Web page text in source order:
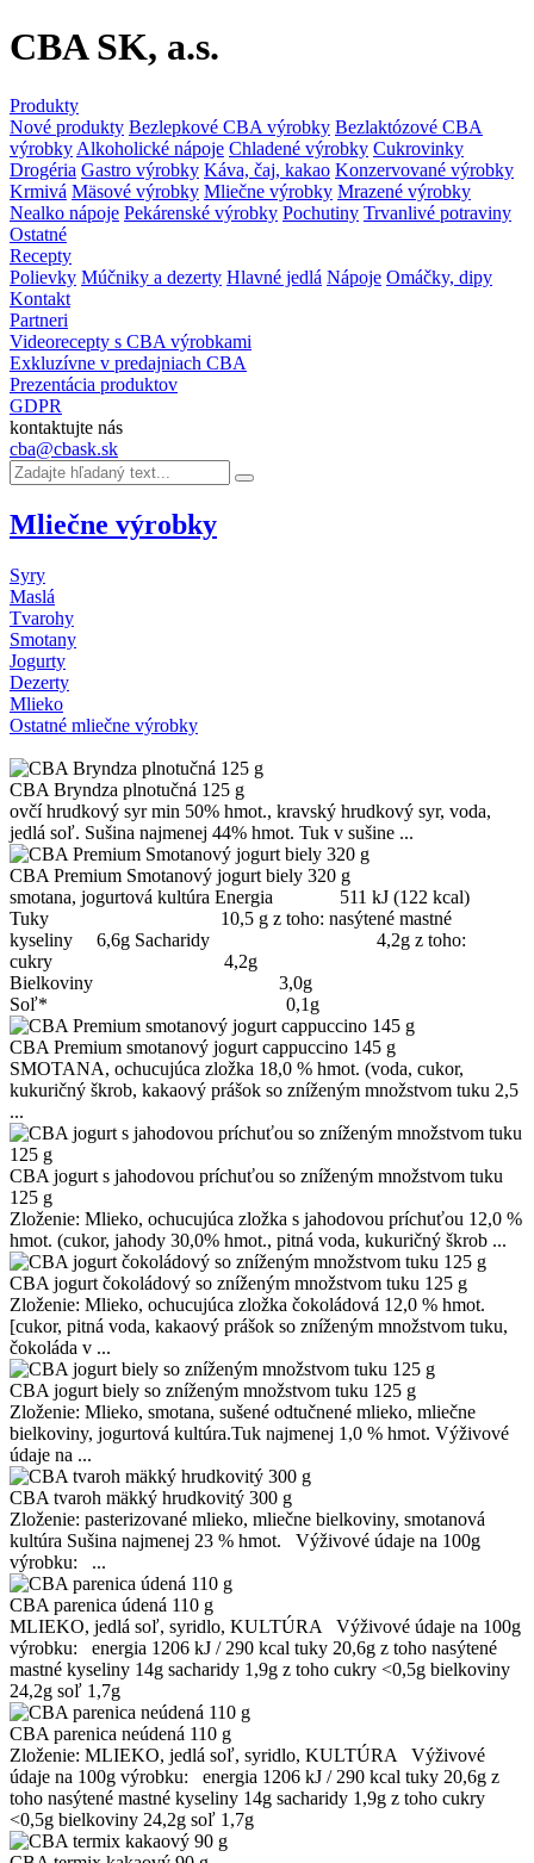
CBA SK, a.s.
Produkty
Nové produkty Bezlepkové CBA výrobky Bezlaktózové CBA
výrobky Alkoholické nápoje Chladené výrobky Cukrovinky
Drogéria Gastro výrobky Káva, čaj, kakao Konzervované výrobky
Krmivá Mäsové výrobky Mliečne výrobky Mrazené výrobky
Nealko nápoje Pekárenské výrobky Pochutiny Trvanlivé potraviny
Ostatné
Recepty
Polievky Múčniky a dezerty Hlavné jedlá Nápoje Omáčky, dipy
Kontakt
Partneri
Videorecepty s CBA výrobkami
Exkluzívne v predajniach CBA
Prezentácia produktov
GDPR
kontaktujte nás
cba@cbask.sk
Mliečne výrobky
Syry
Maslá
Tvarohy
Smotany
Jogurty
Dezerty
Mlieko
Ostatné mliečne výrobky
CBA Bryndza plnotučná 125 g
ovčí hrudkový syr min 50% hmot., kravský hrudkový syr, voda,
jedlá soľ. Sušina najmenej 44% hmot. Tuk v sušine ...
CBA Premium Smotanový jogurt biely 320 g
smotana, jogurtová kultúra Energia 511 kJ (122 kcal)
Tuky 10,5 g z toho: nasýtené mastné
kyseliny 6,6g Sacharidy 4,2g z toho:
cukry 4,2g
Bielkoviny 3,0g
Soľ* 0,1g
CBA Premium smotanový jogurt cappuccino 145 g
SMOTANA, ochucujúca zložka 18,0 % hmot. (voda, cukor,
kukuričný škrob, kakaový prášok so zníženým množstvom tuku 2,5
...
CBA jogurt s jahodovou príchuťou so zníženým množstvom tuku
125 g
Zloženie: Mlieko, ochucujúca zložka s jahodovou príchuťou 12,0 %
hmot. (cukor, jahody 30,0% hmot., pitná voda, kukuričný škrob ...
CBA jogurt čokoládový so zníženým množstvom tuku 125 g
Zloženie: Mlieko, ochucujúca zložka čokoládová 12,0 % hmot.
[cukor, pitná voda, kakaový prášok so zníženým množstvom tuku,
čokoláda v ...
CBA jogurt biely so zníženým množstvom tuku 125 g
Zloženie: Mlieko, smotana, sušené odtučnené mlieko, mliečne
bielkoviny, jogurtová kultúra.Tuk najmenej 1,0 % hmot. Výživové
údaje na ...
CBA tvaroh mäkký hrudkovitý 300 g
Zloženie: pasterizované mlieko, mliečne bielkoviny, smotanová
kultúra Sušina najmenej 23 % hmot. Výživové údaje na 100g
výrobku: ...
CBA parenica údená 110 g
MLIEKO, jedlá soľ, syridlo, KULTÚRA Výživové údaje na 100g
výrobku: energia 1206 kJ / 290 kcal tuky 20,6g z toho nasýtené
mastné kyseliny 14g sacharidy 1,9g z toho cukry <0,5g bielkoviny
24,2g soľ 1,7g
CBA parenica neúdená 110 g
Zloženie: MLIEKO, jedlá soľ, syridlo, KULTÚRA Výživové
údaje na 100g výrobku: energia 1206 kJ / 290 kcal tuky 20,6g z
toho nasýtené mastné kyseliny 14g sacharidy 1,9g z toho cukry
<0,5g bielkoviny 24,2g soľ 1,7g